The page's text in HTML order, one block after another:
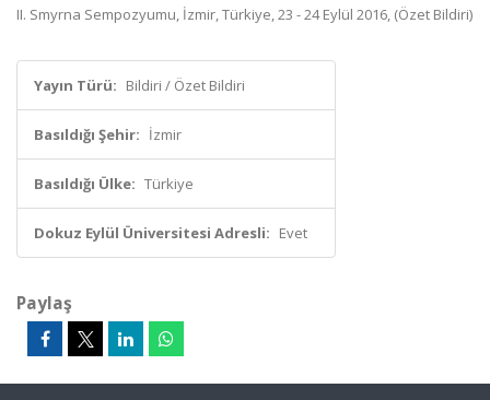
II. Smyrna Sempozyumu, İzmir, Türkiye, 23 - 24 Eylül 2016, (Özet Bildiri)
Yayın Türü: Bildiri / Özet Bildiri
Basıldığı Şehir: İzmir
Basıldığı Ülke: Türkiye
Dokuz Eylül Üniversitesi Adresli: Evet
Paylaş